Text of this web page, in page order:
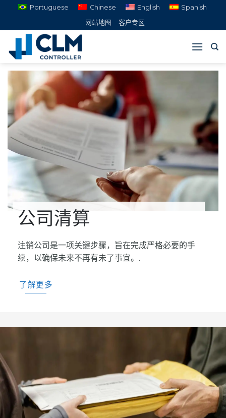
内
Portuguese Chinese English
Spanish
网站地图
客户专区
公司清算
注销公司是一项关键步骤，旨在完成严格必要的手
续，以确保未来不再有未了事宜。.
了解更多